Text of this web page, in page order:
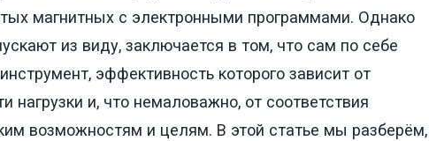
магнитных с электронными программами. Однако
из виду, заключается в том, что сам по себе
эффективность которого зависит от
нагрузки и, что немаловажно, от соответствия
возможностям и целям. В этой статье мы разберём,